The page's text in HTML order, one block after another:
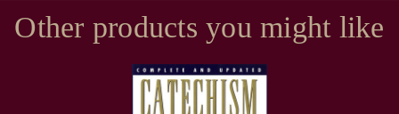
Other products you might like